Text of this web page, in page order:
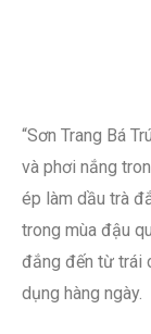
“Sơn Trang Bá
và phơi nắng
ép làm dầu trà
trong mùa đậu
đắng đến từ trái
dụng hàng ngày.